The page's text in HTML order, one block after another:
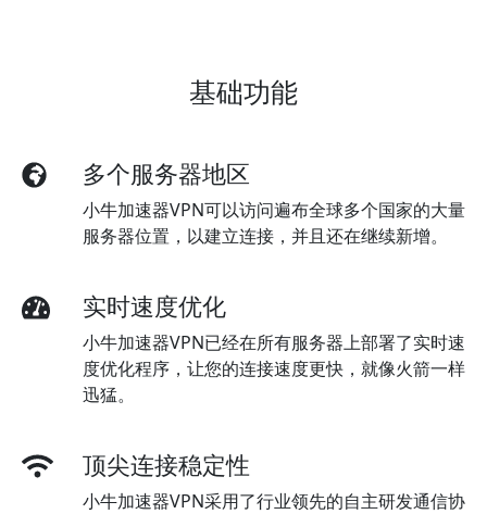
基础功能
多个服务器地区
小牛加速器VPN可以访问遍布全球多个国家的大量
服务器位置，以建立连接，并且还在继续新增。
实时速度优化
小牛加速器VPN已经在所有服务器上部署了实时速
度优化程序，让您的连接速度更快，就像火箭一样
迅猛。
顶尖连接稳定性
小牛加速器VPN采用了行业领先的自主研发通信协